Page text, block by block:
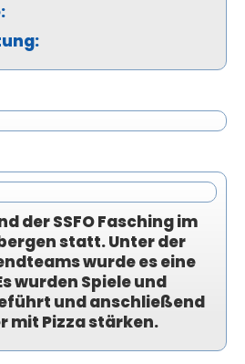
der SSFO Fasching im
statt. Unter der
wurde es eine
wurden Spiele und
und anschließend
mit Pizza stärken.